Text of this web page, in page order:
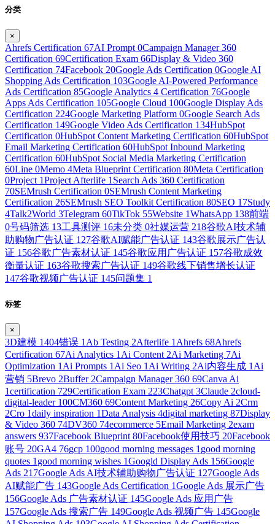
分类
×
Ahrefs Certification 67AI Prompt 0Campaign Manager 360
Certification 69Certification Exam 66Display & Video 360
Certification 74Facebook 20Google Ads Certification 0Google AI
Shopping Ads Certification 103Google AI-Powered Performance
Ads Certification 85Google Analytics 4 Certification 76Google
Apps Ads Certification 105Google Cloud 100Google Display Ads
Certification 224Google Marketing Platform 0Google Search Ads
Certification 149Google Video Ads Certification 134HubSpot
Certification 0HubSpot Content Marketing Certification 60HubSpot
Email Marketing Certification 60HubSpot Inbound Marketing
Certification 60HubSpot Social Media Marketing Certification
60Line 0Memo 4Meta Blueprint Certification 80Meta Certification
0Project 1Project Afterlife 1 Search Ads 360 Certification
70SEMrush Certification 0SEMrush Content Marketing
Certification 26SEMrush SEO Toolkit Certification 80SEO 17Study
4Talk2World 3Telegram 60TikTok 55Website 1WhatsApp 138前端
0号码筛选 13工具测评 16未分类 0社媒运营 218谷歌AI技术辅
助购物广告认证 127谷歌AI赋能广告认证 143谷歌展示广告认
证 156谷歌广告素材认证 145谷歌应用广告认证 157谷歌成效
衡量认证 163谷歌搜索广告认证 149谷歌线下销售增长认证
147谷歌视频广告认证 145问题集 1
标签
×
3D建模 1404错误 1 Ab Testing 2Afterlife 1 Ahrefs 68Ahrefs
Certification 67Ai Analytics 1 Ai Content 2Ai Marketing 7Ai
Optimization 1 Ai Prompts 1 Ai Seo 1 Ai Writing 2Ai内容生成 1 Ai
营销 5Brevo 2Buffer 2Campaign Manager 360 69Canva Ai
1certification 729Certification Exam 223Chatgpt 3Claude 2cloud-
digital-leader 100CM360 69Content Marketing 26Copy Ai 2Crm
2Cro 1daily inspiration 1Data Analysis 4digital marketing 87Display
& Video 360 74DV360 74ecommerce 5Email Marketing 2exam
answers 937Facebook Blueprint 80Facebook使用技巧 20Facebook
账号 20GA4 76gcp 100good morning messages 1 good morning
quotes 1 good morning wishes 1Googld Display Ads 156Google
Ads 217Google Ads AI技术辅助购物广告认证 127Google Ads
AI赋能广告 143Google Ads Certification 1Google Ads 展示广告
156Google Ads 广告素材认证 145Google Ads 应用广告
157Google Ads 搜索广告 149Google Ads 视频广告 145Google